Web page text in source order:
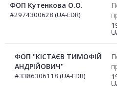
ФОП Кутенкова О.О.
#2974300628 (UA-EDR)
ФОП "КІСТАЄВ ТИМОФІЙ
АНДРІЙОВИЧ"
#3386306118 (UA-EDR)